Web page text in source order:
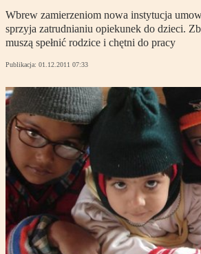
Wbrew zamierzeniom nowa instytucja
sprzyja zatrudnianiu opiekunek do dzieci.
muszą spełnić rodzice i chętni do pracy
Publikacja: 01.12.2011 07:33